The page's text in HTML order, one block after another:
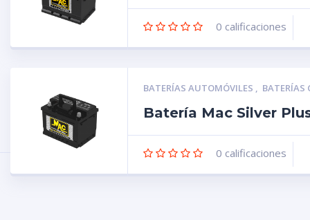
0 calificaciones
BATERÍAS AUTOMÓVILES , BATERÍAS
Batería Mac Silver
0 calificaciones